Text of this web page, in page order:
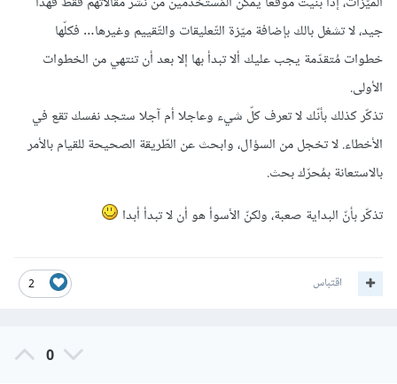
جيد، لا تشغل بالك بإضافة ميّزة التّعليقات والتّقييم وغيرها… فكلّها
خطوات مُتقدّمة يجب عليك ألا تبدأ بها إلا بعد أن تنتهي من الخطوات
الأولى.
تذكّر كذلك بأنّك لا تعرف كلّ شيء وعاجلا أم آجلا ستجد نفسك تقع في
الأخطاء. لا تخجل من السؤال، وابحث عن الطّريقة الصحيحة للقيام بالأمر
بالاستعانة بمُحرّك بحث.
تذكّر بأنّ البداية صعبة، ولكنّ الأسوأ هو أن لا تبدأ أبدا
2 اقتباس
0